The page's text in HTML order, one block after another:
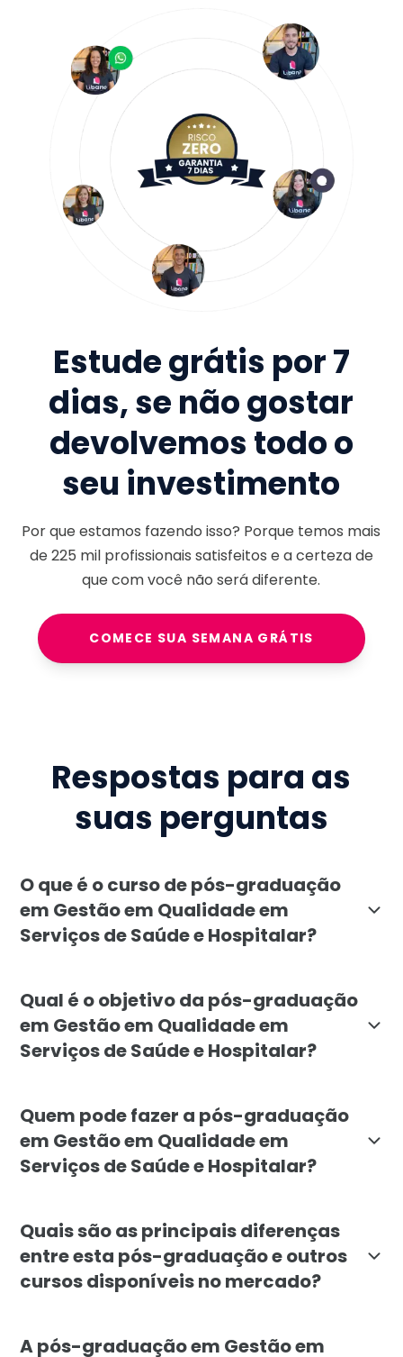
Estude grátis por 7
dias, se não gostar
devolvemos todo o
seu investimento
Por que estamos fazendo isso? Porque temos mais
de225 milprofissionais satisfeitos e a certeza de
que com você não será diferente.
COMECE SUA SEMANA GRÁTIS
Respostas para as
suas perguntas
O que é o curso de pós-graduação
em Gestão em Qualidade em
Serviços de Saúde e Hospitalar?
Qual é o objetivo da pós-graduação
em Gestão em Qualidade em
Serviços de Saúde e Hospitalar?
Quem pode fazer a pós-graduação
em Gestão em Qualidade em
Serviços de Saúde e Hospitalar?
Quais são as principais diferenças
entre esta pós-graduação e outros
cursos disponíveis no mercado?
A pós-graduação em Gestão em